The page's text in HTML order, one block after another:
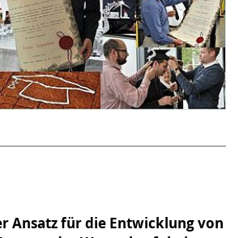
Ansatz für die Entwicklung von